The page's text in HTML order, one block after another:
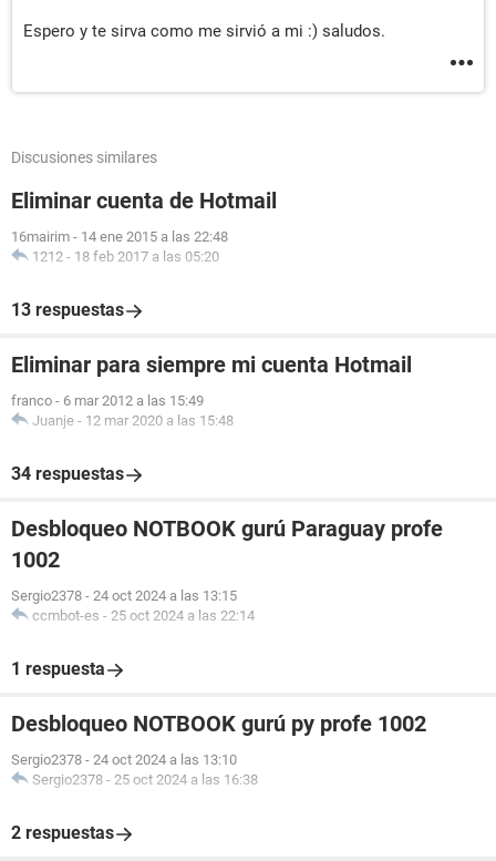
Espero y te sirva como me sirvió a mi :) saludos.
Discusiones similares
Eliminar cuenta de Hotmail
16mairim - 14 ene 2015 a las 22:48
1212 - 18 feb 2017 a las 05:20
13 respuestas
Eliminar para siempre mi cuenta Hotmail
franco - 6 mar 2012 a las 15:49
Juanje - 12 mar 2020 a las 15:48
34 respuestas
Desbloqueo NOTBOOK gurú Paraguay profe
1002
Sergio2378 - 24 oct 2024 a las 13:15
ccmbot-es - 25 oct 2024 a las 22:14
1 respuesta
Desbloqueo NOTBOOK gurú py profe 1002
Sergio2378 - 24 oct 2024 a las 13:10
Sergio2378 - 25 oct 2024 a las 16:38
2 respuestas